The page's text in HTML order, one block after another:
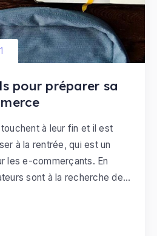
pour préparer sa
touchent à leur fin et il est
à la rentrée, qui est un
les e-commerçants. En
sont à la recherche de
commande sur votre site e-